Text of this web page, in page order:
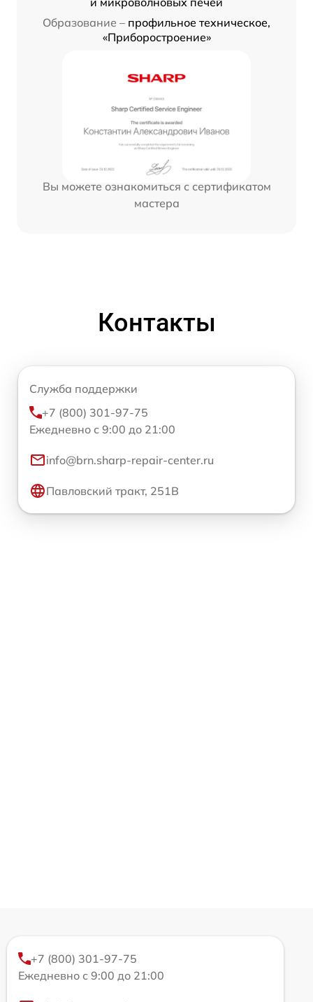
Образование – профильное техническое,
«Приборостроение»
Вы можете ознакомиться с сертификатом
мастера
Контакты
Служба поддержки
+7 (800) 301-97-75
Ежедневно с 9:00 до 21:00
info@brn.sharp-repair-center.ru
Павловский тракт, 251В
+7 (800) 301-97-75
Ежедневно с 9:00 до 21:00